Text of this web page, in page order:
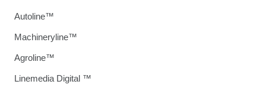
Autoline™
Machineryline™
Agroline™
Linemedia Digital ™